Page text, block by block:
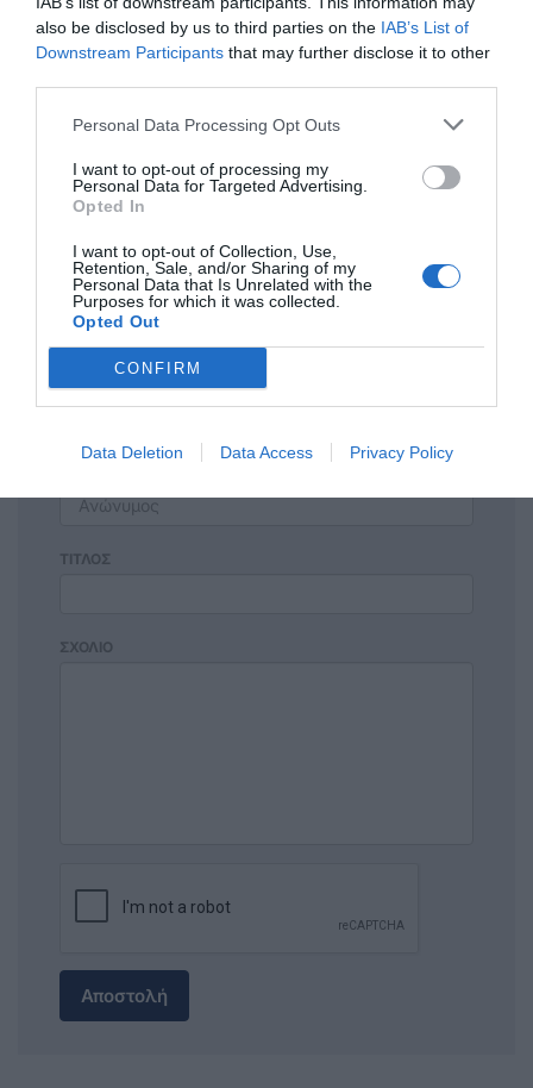
also be disclosed by us to third parties on the IAB’s List of
Downstream Participants that may further disclose it to other
Personal Data Processing Opt Outs
I want to opt-out of processing my
Personal Data for Targeted Advertising.
Opted In
I want to opt-out of Collection, Use,
Retention, Sale, and/or Sharing of my
Personal Data that Is Unrelated with the
Purposes for which it was collected.
Opted Out
CONFIRM
Data Deletion Data Access Privacy Policy
Η ανωνυμία είναι το καλύτερο κρησφύγετο δειλίας και
Σχόλια 0
Πρόσθεσε ένα σχόλιο
ΤΙΤΛΟΣ
ΣΧΟΛΙΟ
Αποστολή